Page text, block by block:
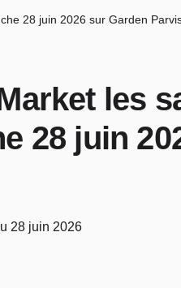
28 juin 2026 sur Garden
les
28 juin
28 juin 2026